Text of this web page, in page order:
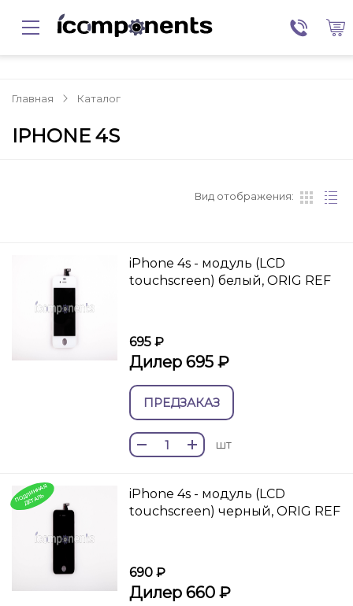
Главная Каталог
IPHONE 4S
Вид отображения:
iPhone 4s - модуль (LCD
touchscreen) белый, ORIG REF
695 ₽
Дилер 695 ₽
ПРЕДЗАКАЗ
шт
П
О
Д
Л
И
Н
Н
А
Я
ДЕТ
А
ЛЬ
iPhone 4s - модуль (LCD
touchscreen) черный, ORIG REF
690 ₽
Дилер 660 ₽